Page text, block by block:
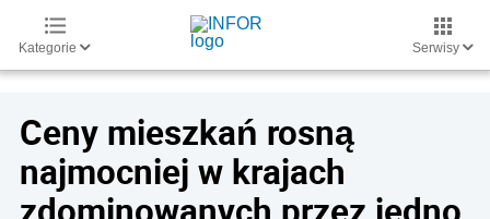
Kategorie Serwisy
Ceny mieszkań rosną
najmocniej w krajach